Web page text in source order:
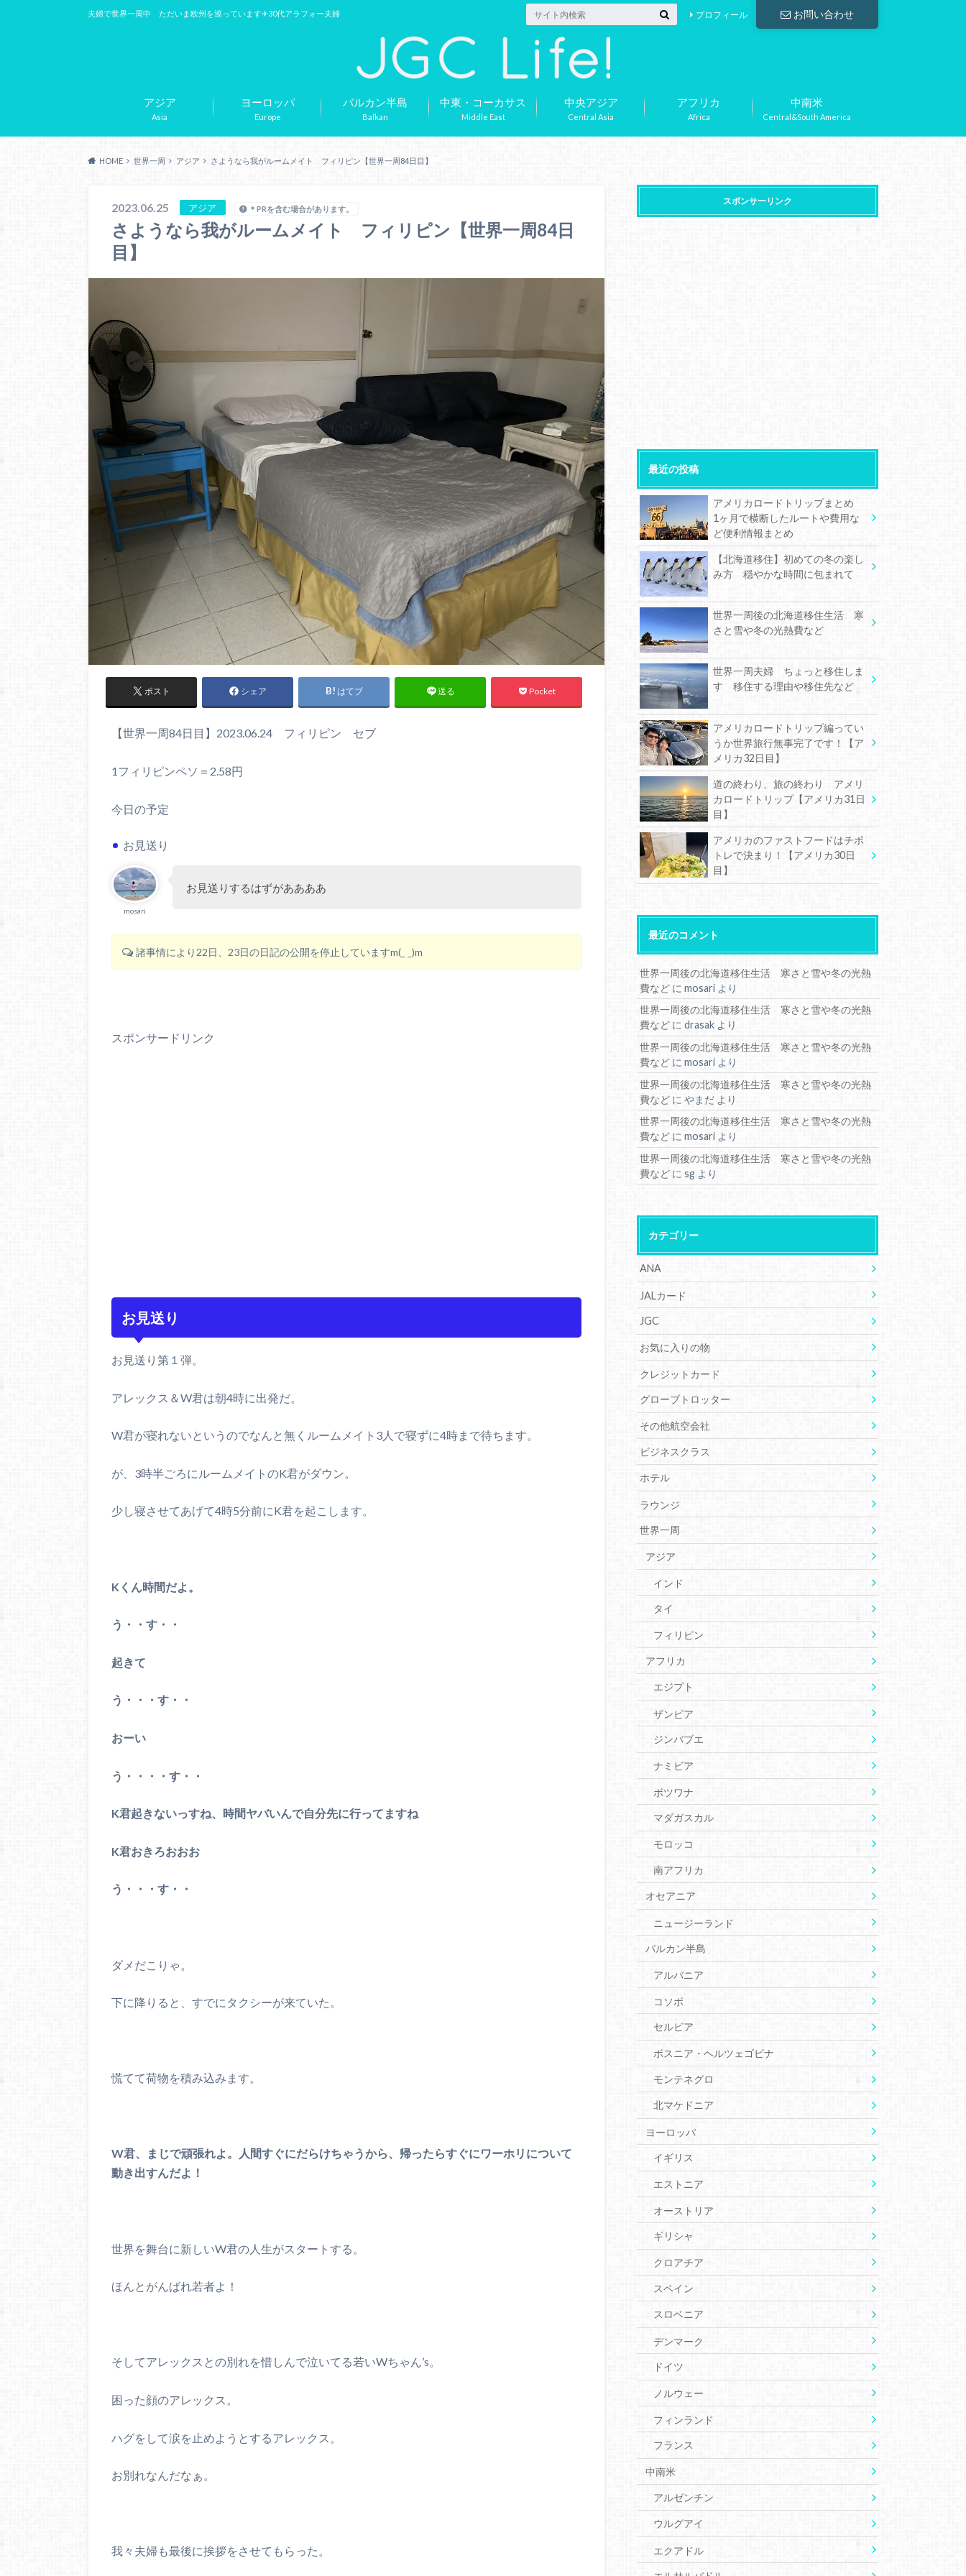
夫婦で世界一周中 ただいま欧州を巡っています✈︎30代アラフォー夫婦 お問い合わせ
プロフィール
Asia
アジア
Europe
ヨーロッパ
Balkan
バルカン半島
Middle East
中東・コーカサス
Central Asia
中央アジア
Africa
アフリカ
Central&South America
中南米
HOME 世界一周 アジア さようなら我がルームメイト フィリピン【世界一周84日目】
2023.06.25 アジア ＊PRを含む場合があります。
さようなら我がルームメイト フィリピン【世界一周84日
目】
ポスト シェア はてブ 送る Pocket
【世界一周84日目】2023.06.24 フィリピン セブ
1フィリピンペソ＝2.58円
今日の予定
お見送り
mosari
お見送りするはずがああああ
諸事情により22日、23日の日記の公開を停止していますm(_ _)m
スポンサードリンク
お見送り
お見送り第１弾。
アレックス＆W君は朝4時に出発だ。
W君が寝れないというのでなんと無くルームメイト3人で寝ずに4時まで待ちます。
が、3時半ごろにルームメイトのK君がダウン。
少し寝させてあげて4時5分前にK君を起こします。
Kくん時間だよ。
う・・す・・
起きて
う・・・す・・
おーい
う・・・・す・・
K君起きないっすね、時間ヤバいんで自分先に行ってますね
K君おきろおおお
う・・・す・・
ダメだこりゃ。
下に降りると、すでにタクシーが来ていた。
慌てて荷物を積み込みます。
W君、まじで頑張れよ。人間すぐにだらけちゃうから、帰ったらすぐにワーホリについて
動き出すんだよ！
世界を舞台に新しいW君の人生がスタートする。
ほんとがんばれ若者よ！
そしてアレックスとの別れを惜しんで泣いてる若いWちゃん’s。
困った顔のアレックス。
ハグをして涙を止めようとするアレックス。
お別れなんだなぁ。
我々夫婦も最後に挨拶をさせてもらった。
スポンサーリンク
最近の投稿
アメリカロードトリップまとめ
1ヶ月で横断したルートや費用な
ど便利情報まとめ
【北海道移住】初めての冬の楽し
み方 穏やかな時間に包まれて
世界一周後の北海道移住生活 寒
さと雪や冬の光熱費など
世界一周夫婦 ちょっと移住しま
す 移住する理由や移住先など
アメリカロードトリップ編ってい
うか世界旅行無事完了です！【ア
メリカ32日目】
道の終わり、旅の終わり アメリ
カロードトリップ【アメリカ31日
目】
アメリカのファストフードはチポ
トレで決まり！【アメリカ30日
目】
最近のコメント
世界一周後の北海道移住生活 寒さと雪や冬の光熱
費など にmosari より
世界一周後の北海道移住生活 寒さと雪や冬の光熱
費など にdrasak より
世界一周後の北海道移住生活 寒さと雪や冬の光熱
費など にmosari より
世界一周後の北海道移住生活 寒さと雪や冬の光熱
費など にやまだ より
世界一周後の北海道移住生活 寒さと雪や冬の光熱
費など にmosari より
世界一周後の北海道移住生活 寒さと雪や冬の光熱
費など にsg より
カテゴリー
ANA
JALカード
JGC
お気に入りの物
クレジットカード
グローブトロッター
その他航空会社
ビジネスクラス
ホテル
ラウンジ
世界一周
アジア
インド
タイ
フィリピン
アフリカ
エジプト
ザンビア
ジンバブエ
ナミビア
ボツワナ
マダガスカル
モロッコ
南アフリカ
オセアニア
ニュージーランド
バルカン半島
アルバニア
コソボ
セルビア
ボスニア・ヘルツェゴビナ
モンテネグロ
北マケドニア
ヨーロッパ
イギリス
エストニア
オーストリア
ギリシャ
クロアチア
スペイン
スロベニア
デンマーク
ドイツ
ノルウェー
フィンランド
フランス
中南米
アルゼンチン
ウルグアイ
エクアドル